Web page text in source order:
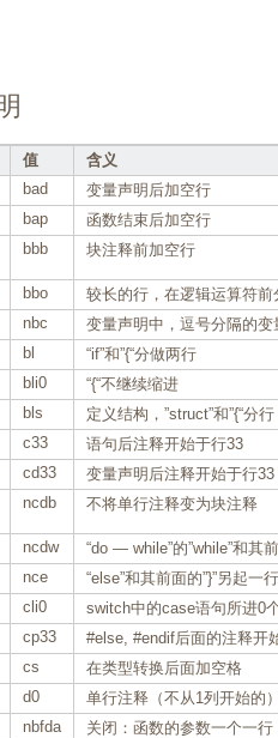
值
含义
bad
变量声明后加空行
bap
函数结束后加空行
bbb 块注释前加空行
bbo
较长的行，在逻辑运算符前
nbc
变量声明中，逗号分隔的变
bl
“if”和”{“分做两行
bli0
“{“不继续缩进
bls
定义结构，”struct”和”{“分行
c33
语句后注释开始于行33
cd33
变量声明后注释开始于行33
ncdb 不将单行注释变为块注释
ncdw
“do — while”的”while”和其
nce
“else”和其前面的”}”另起一行
cli0
switch中的case语句所进0
cp33
#else, #endif后面的注释开
cs
在类型转换后面加空格
d0
单行注释（不从1列开始的
nbfda
关闭：函数的参数一个一行